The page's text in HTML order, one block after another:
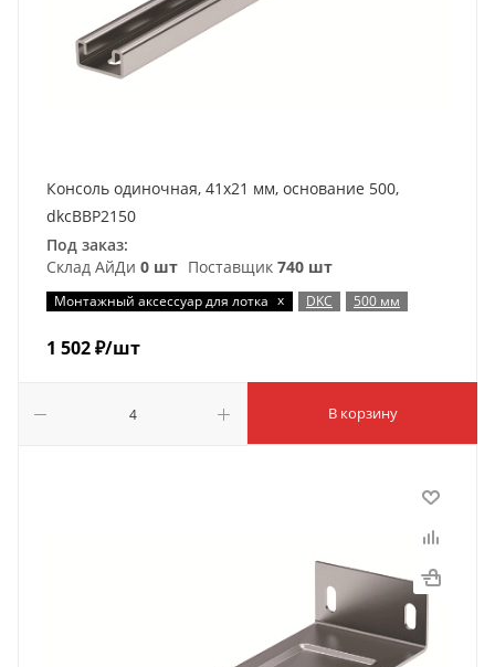
Консоль одиночная, 41х21 мм, основание 500,
dkcBBP2150
Под заказ:
Склад АйДи 0 шт Поставщик 740 шт
Монтажный аксессуар для лотка x DKC 500 мм
1 502₽/шт
В корзину